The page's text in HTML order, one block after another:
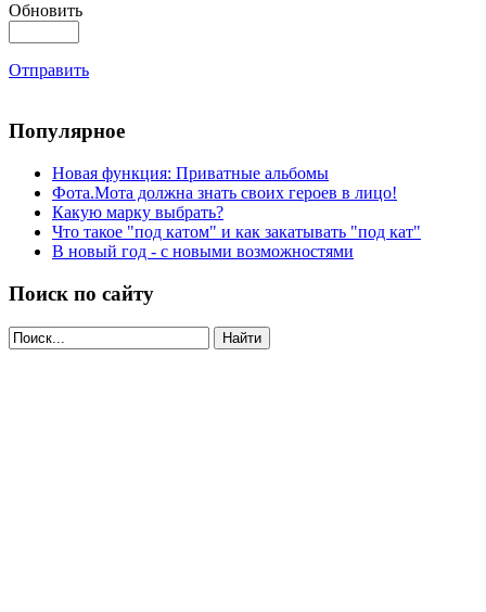
Обновить
Отправить
Популярное
Новая функция: Приватные альбомы
Фота.Мота должна знать своих героев в лицо!
Какую марку выбрать?
Что такое "под катом" и как закатывать "под кат"
В новый год - с новыми возможностями
Поиск по сайту
Найти